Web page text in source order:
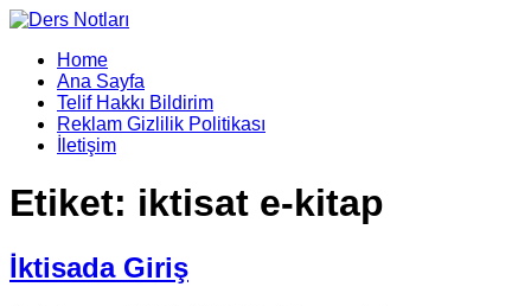
Home
Ana Sayfa
Telif Hakkı Bildirim
Reklam Gizlilik Politikası
İletişim
Etiket: iktisat e-kitap
İktisada Giriş